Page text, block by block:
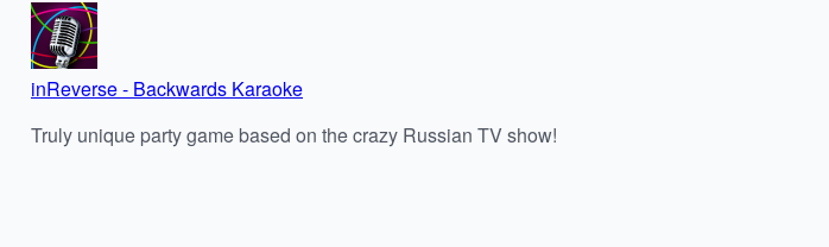
inReverse - Backwards Karaoke
Truly unique party game based on the crazy Russian TV show!